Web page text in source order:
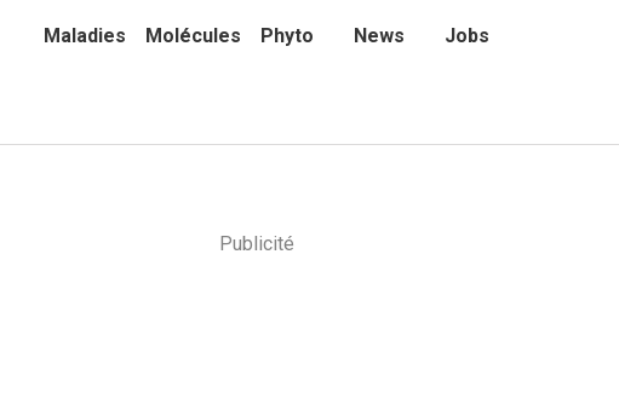
Maladies Molécules Phyto News Jobs
Publicité